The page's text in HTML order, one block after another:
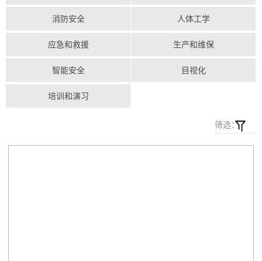
消防安全 人体工学
应急和救援 生产和维保
智能安全 目视化
培训和演习
筛选：